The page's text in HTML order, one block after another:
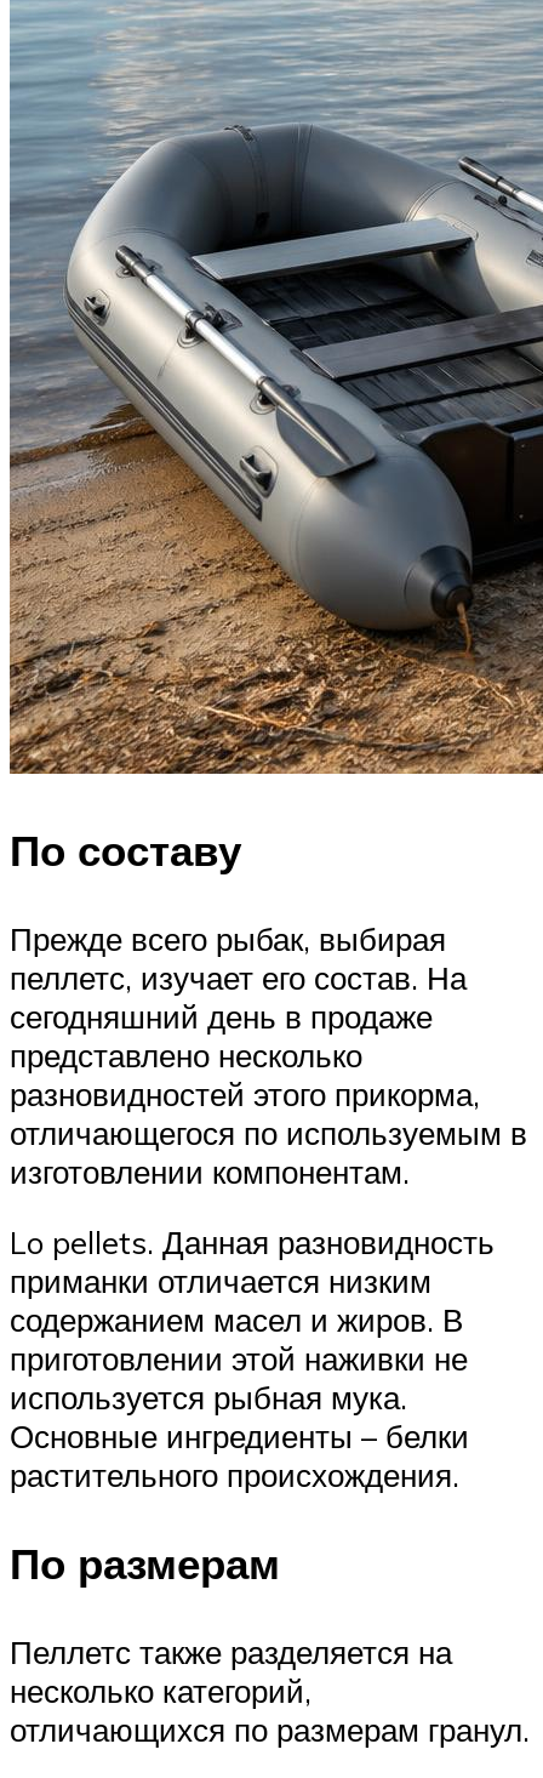
По составу
Прежде всего рыбак, выбирая
пеллетс, изучает его состав. На
сегодняшний день в продаже
представлено несколько
разновидностей этого прикорма,
отличающегося по используемым в
изготовлении компонентам.
Lo pellets. Данная разновидность
приманки отличается низким
содержанием масел и жиров. В
приготовлении этой наживки не
используется рыбная мука.
Основные ингредиенты – белки
растительного происхождения.
По размерам
Пеллетс также разделяется на
несколько категорий,
отличающихся по размерам гранул.